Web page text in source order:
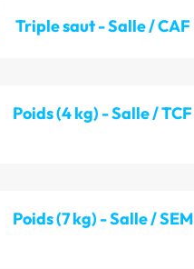
Triple saut - Salle / CAF
Poids (4 kg) - Salle / TCF
Poids (7 kg) - Salle / SEM